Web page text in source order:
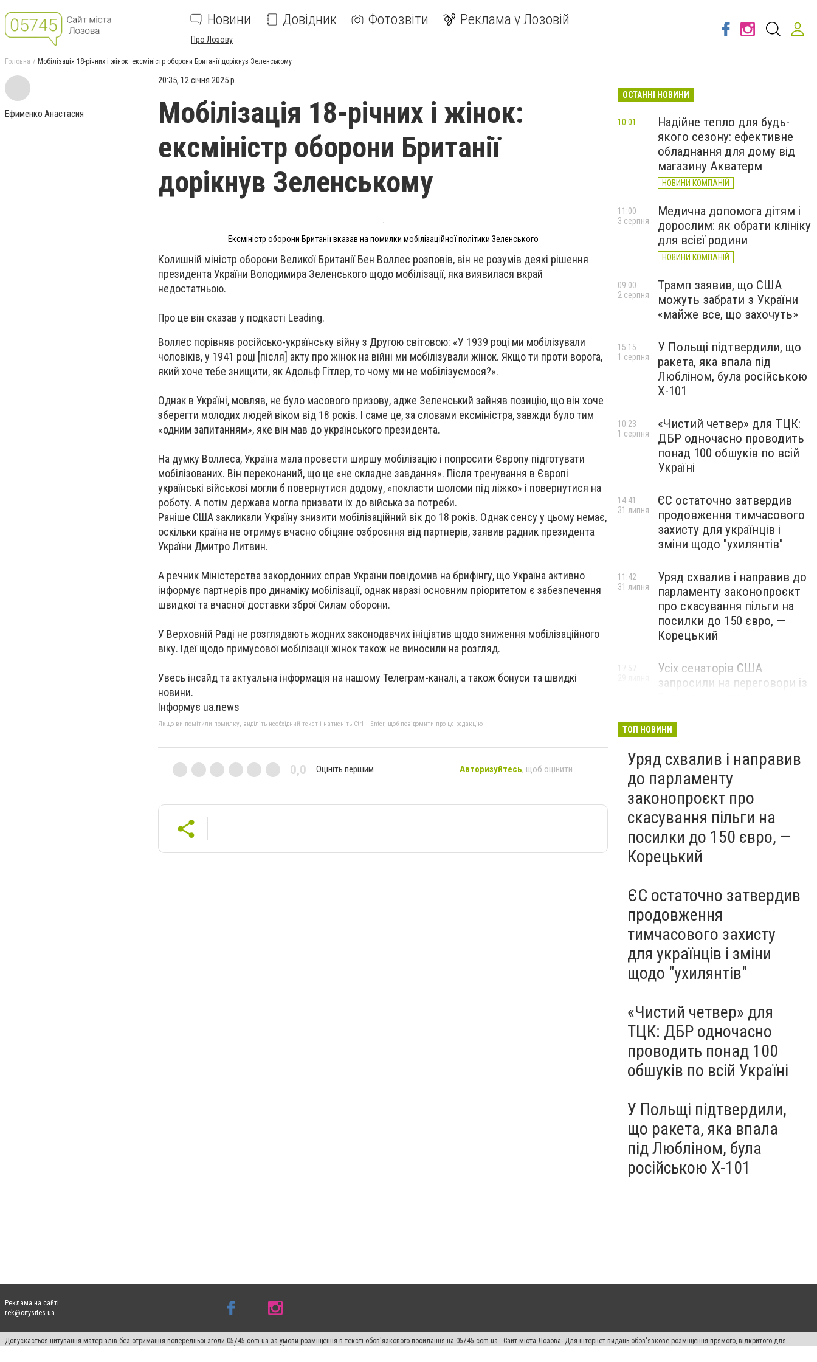
Новини Довідник Фотозвіти Реклама у Лозовій
Про Лозову
Головна Мобілізація 18-річних і жінок: ексміністр оборони Британії дорікнув Зеленському
Ефименко Анастасия
20:35, 12 січня 2025 р.
Мобілізація 18-річних і жінок:
ексміністр оборони Британії
дорікнув Зеленському
Ексміністр оборони Британії вказав на помилки мобілізаційної політики Зеленського
Колишній міністр оборони Великої Британії Бен Воллес розповів, він не розумів деякі рішення
президента України Володимира Зеленського щодо мобілізації, яка виявилася вкрай
недостатньою.
Про це він сказав у подкасті Leading.
Воллес порівняв російсько-українську війну з Другою світовою: «У 1939 році ми мобілізували
чоловіків, у 1941 році [після] акту про жінок на війні ми мобілізували жінок. Якщо ти проти ворога,
який хоче тебе знищити, як Адольф Гітлер, то чому ми не мобілізуємося?».
Однак в Україні, мовляв, не було масового призову, адже Зеленський зайняв позицію, що він хоче
зберегти молодих людей віком від 18 років. І саме це, за словами ексміністра, завжди було тим
«одним запитанням», яке він мав до українського президента.
На думку Воллеса, Україна мала провести ширшу мобілізацію і попросити Європу підготувати
мобілізованих. Він переконаний, що це «не складне завдання». Після тренування в Європі
українські військові могли б повернутися додому, «покласти шоломи під ліжко» і повернутися на
роботу. А потім держава могла призвати їх до війська за потреби.
Раніше США закликали Україну знизити мобілізаційний вік до 18 років. Однак сенсу у цьому немає,
оскільки країна не отримує вчасно обіцяне озброєння від партнерів, заявив радник президента
України Дмитро Литвин.
А речник Міністерства закордонних справ України повідомив на брифінгу, що Україна активно
інформує партнерів про динаміку мобілізації, однак наразі основним пріоритетом є забезпечення
швидкої та вчасної доставки зброї Силам оборони.
У Верховній Раді не розглядають жодних законодавчих ініціатив щодо зниження мобілізаційного
віку. Ідеї щодо примусової мобілізації жінок також не виносили на розгляд.
Увесь інсайд та актуальна інформація на нашому Телеграм-каналі, а також бонуси та швидкі
новини.
Інформує ua.news
Якщо ви помітили помилку, виділіть необхідний текст і натисніть Ctrl + Enter, щоб повідомити про це редакцію
0,0 Оцініть першим Авторизуйтесь, щоб оцінити
ОСТАННІ НОВИНИ
Надійне тепло для будь-
якого сезону: ефективне
обладнання для дому від
магазину Акватерм
НОВИНИ КОМПАНІЙ
10:01
Медична допомога дітям і
дорослим: як обрати клініку
для всієї родини
НОВИНИ КОМПАНІЙ
11:00
3 серпня
Трамп заявив, що США
можуть забрати з України
«майже все, що захочуть»
09:00
2 серпня
У Польщі підтвердили, що
ракета, яка впала під
Любліном, була російською
Х-101
15:15
1 серпня
«Чистий четвер» для ТЦК:
ДБР одночасно проводить
понад 100 обшуків по всій
Україні
10:23
1 серпня
ЄС остаточно затвердив
продовження тимчасового
захисту для українців і
зміни щодо "ухилянтів"
14:41
31 липня
Уряд схвалив і направив до
парламенту законопроєкт
про скасування пільги на
посилки до 150 євро, —
Корецький
11:42
31 липня
Усіх сенаторів США
запросили на переговори із
Росії, – The Hill
17:57
ТОП НОВИНИ
Уряд схвалив і направив
до парламенту
законопроєкт про
скасування пільги на
посилки до 150 євро, —
Корецький
ЄС остаточно затвердив
продовження
тимчасового захисту
для українців і зміни
щодо "ухилянтів"
«Чистий четвер» для
ТЦК: ДБР одночасно
проводить понад 100
обшуків по всій Україні
У Польщі підтвердили,
що ракета, яка впала
під Любліном, була
російською Х-101
Реклама на сайті:
rek@citysites.ua
Допускається цитування матеріалів без отримання попередньої згоди 05745.com.ua за умови розміщення в тексті обов'язкового посилання на 05745.com.ua - Сайт міста Лозова. Для інтернет-видань обов'язкове розміщення прямого, відкритого для
пошукових систем гіперпосилання на цитовані статті не нижче другого абзацу в тексті або в якості джерела. Порушення виняткових прав переслідується Законом.